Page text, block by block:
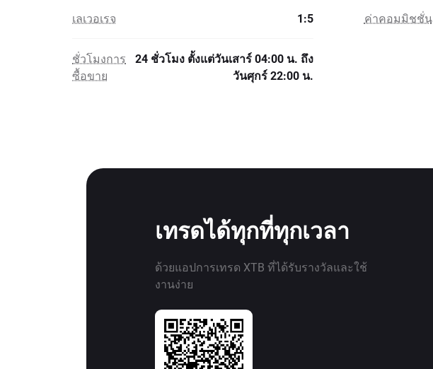
เลเวอเรจ 1:5 ค่าคอมมิชชั่น
ชั่วโมงการ
ซื้อขาย
24 ชั่วโมง ตั้งแต่วันเสาร์ 04:00 น. ถึง
วันศุกร์ 22:00 น.
เทรดได้ทุกที่ทุกเวลา
ด้วยแอปการเทรด XTB ที่ได้รับรางวัลและใช้
งานง่าย